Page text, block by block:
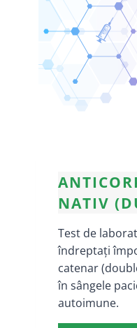
NATIV
Test de
îndreptați
catenar
în sângele
autoimune.